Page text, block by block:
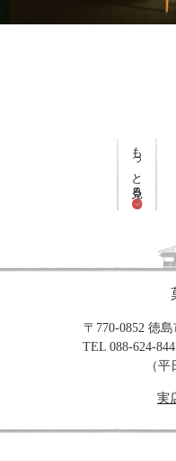
もっと見る
〒770-0852 徳
TEL 088-624-
（
実